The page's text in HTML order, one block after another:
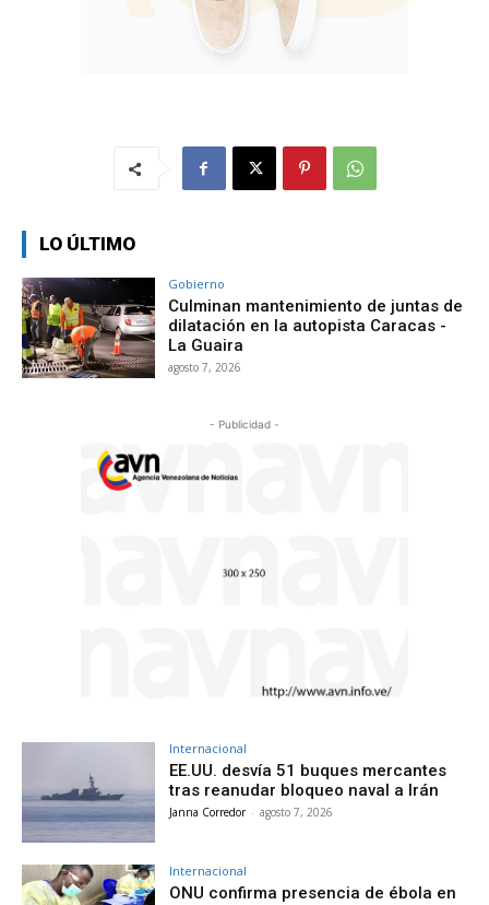
LO ÚLTIMO
Gobierno
Culminan mantenimiento de juntas de
dilatación en la autopista Caracas -
La Guaira
agosto 7, 2026
- Publicidad -
Internacional
EE.UU. desvía 51 buques mercantes
tras reanudar bloqueo naval a Irán
Janna Corredor - agosto 7, 2026
Internacional
ONU confirma presencia de ébola en